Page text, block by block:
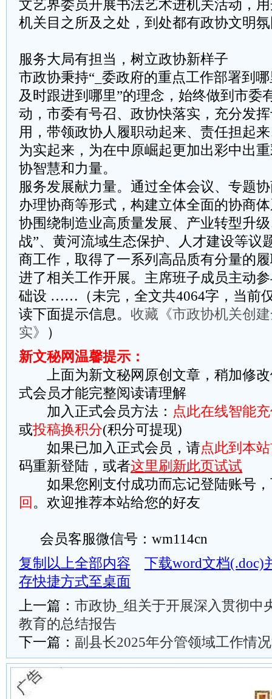
文艺界委员开展书法艺术进机关活动，
机关目之所及之处，到处都有政协文明
服务大局有担当，树立政协新样子
市政协秉持“_委政府的重点工作部署到
及时跟进到哪里”的理念，始终做到市委
动，市委有号召、政协快落实，充分发
用，带领政协人履职动起来、责任担起
为实起来，为在中原崛起更加出彩中出
协智慧和力量。
服务发展献力量。通过全体会议、专题
办理协商等形式，构建立体全面的协商
协围绕制造业高质量发展、产业转型升
战”、黄河流域生态保护、人才建设等议
商工作，取得了一系列高品质有分量的
进了相关工作开展。主席班子成员主动
础设 ……（未完，全文共4064字，当前
读下面提示信息。 收藏《市政协机关创
实》
）
新文秘网温馨提示：
上面为新文秘网原创文章，稍加修改
式会员才能完整阅读请理解
加入正式会员方法： 点此在线智能
或投稿换积分(积分可提现)
如果已加入正式会员，请点此到本
码重新登陆，或者这里刷新此页试试
如果您刚支付成功而忘记登陆账号，
回 。欢迎推荐本站给您的好友
会员客服微信号：wm114cn
复制以上全部内容
下载word文档(.doc)
存快捷方式至桌面
上一篇： 市政协_组关于开展深入贯彻中
教育的总结报告
下一篇： 副县长2025年分管领域工作情